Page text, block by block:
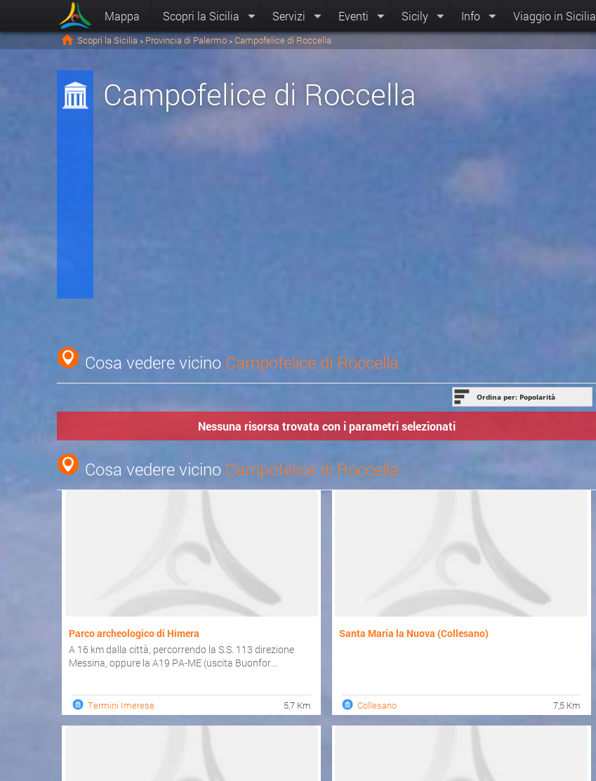
Mappa Scopri la Sicilia Servizi Eventi Sicily Info Viaggio in Sicilia
Scopri la Sicilia > Provincia di Palermo > Campofelice di Roccella
Campofelice di Roccella
Cosa vedere vicino Campofelice di Roccella
Ordina per: Popolarità
Popolarità
Nessuna risorsa trovata con i parametri selezionati
Cosa vedere vicino Campofelice di Roccella
Parco archeologico di Himera
A 16 km dalla città, percorrendo la S.S. 113 direzione
Messina, oppure la A19 PA-ME (uscita Buonfor...
Termini Imerese 5,7 Km
Santa Maria la Nuova (Collesano)
Collesano 7,5 Km